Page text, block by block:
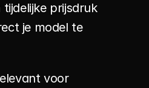
prijsdruk
je model te
voor